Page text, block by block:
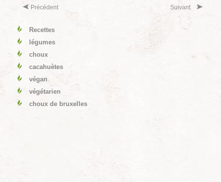
Précédent Suivant
Recettes
légumes
choux
cacahuètes
végan
végétarien
choux de bruxelles